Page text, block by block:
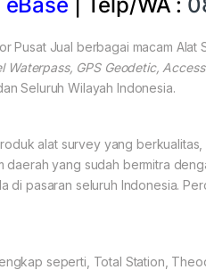
Pusat Jual berbagai macam Alat
GPS Geodetic,
Seluruh Wilayah Indonesia.
alat survey yang berkualitas,
daerah yang sudah bermitra
di pasaran seluruh Indonesia.
seperti, Total Station,